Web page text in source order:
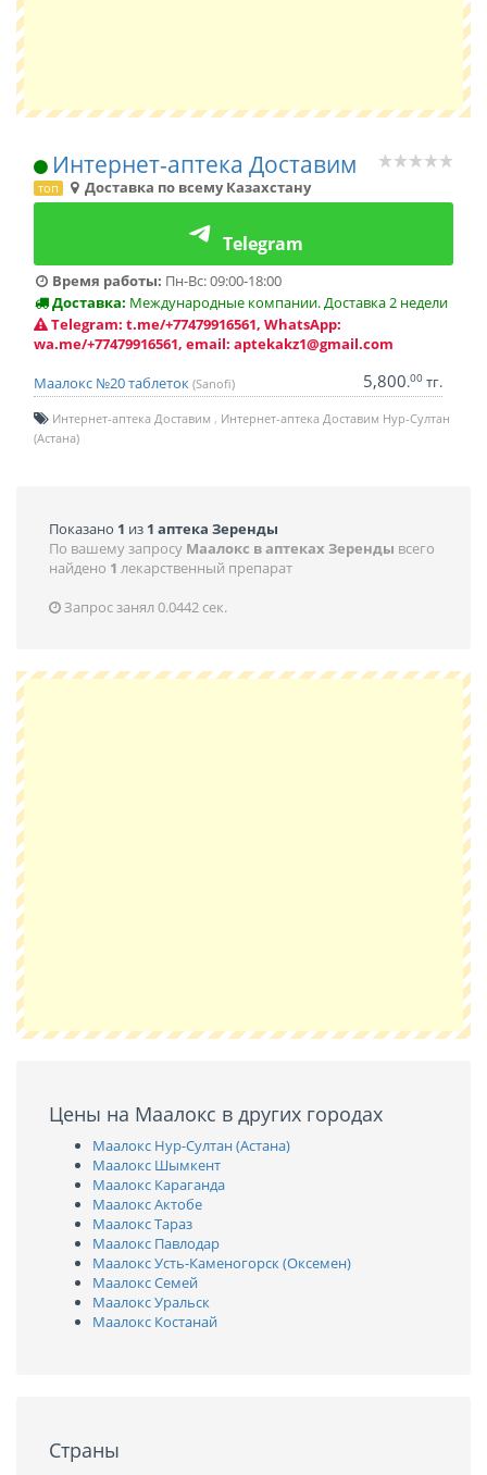
Интернет-аптека Доставим
топ Доставка по всему Казахстану
Telegram
Время работы: Пн-Вс: 09:00-18:00
Доставка: Международные компании. Доставка 2 недели
Telegram: t.me/+77479916561, WhatsApp:
wa.me/+77479916561, email: aptekakz1@gmail.com
Маалокс №20 таблеток (Sanofi) 5,800.00 тг.
Интернет-аптека Доставим
Интернет-аптека Доставим Нур-Султан
(Астана)
Показано 1 из 1 аптека Зеренды
По вашему запросу Маалокс в аптеках Зеренды всего
найдено 1 лекарственный препарат
Запрос занял 0.0442 сек.
Цены на Маалокс в других городах
Маалокс Нур-Султан (Астана)
Маалокс Шымкент
Маалокс Караганда
Маалокс Актобе
Маалокс Тараз
Маалокс Павлодар
Маалокс Усть-Каменогорск (Оксемен)
Маалокс Семей
Маалокс Уральск
Маалокс Костанай
Страны